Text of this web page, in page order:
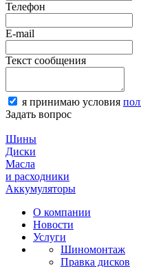
Телефон
E-mail
Текст сообщения
я принимаю условия
Задать вопрос
Шины
Диски
Масла
и расходники
Аккумуляторы
О компании
Новости
Услуги
Шиномонтаж
Правка дисков